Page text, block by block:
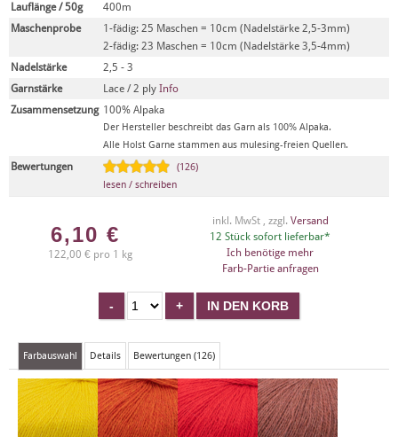
Lauflänge / 50g
400m
Maschenprobe
1-fädig: 25 Maschen = 10cm (Nadelstärke 2,5-3mm)
2-fädig: 23 Maschen = 10cm (Nadelstärke 3,5-4mm)
Nadelstärke
2,5 - 3
Garnstärke
Lace / 2 ply Info
Zusammensetzung 100% Alpaka
Der Hersteller beschreibt das Garn als 100% Alpaka.
Alle Holst Garne stammen aus mulesing-freien Quellen.
Bewertungen
(126)
lesen / schreiben
6,10 €
122,00 € pro 1 kg
inkl. MwSt , zzgl. Versand
12 Stück sofort lieferbar*
Ich benötige mehr
Farb-Partie anfragen
Farbauswahl Details Bewertungen (126)